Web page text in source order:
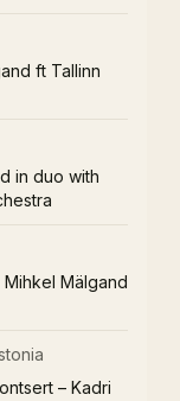
ft Tallinn
in duo with
Mälgand
– Kadri